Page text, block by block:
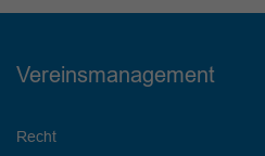
Vereinsmanagement
Recht